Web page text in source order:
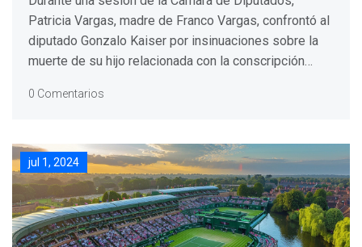
Patricia Vargas, madre de Franco Vargas, confrontó al
diputado Gonzalo Kaiser por insinuaciones sobre la
muerte de su hijo relacionada con la conscripción
sobre la abolición del servicio militar obligatorio en
0 Comentarios
jul 1, 2024